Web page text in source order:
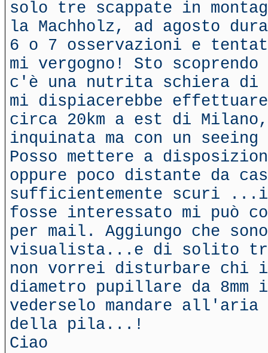
solo tre scappate in
la Machholz, ad agosto
6 o 7 osservazioni e
mi vergogno! Sto
c'è una nutrita schiera di
mi dispiacerebbe
circa 20km a est di Milano,
inquinata ma con un
Posso mettere a
oppure poco distante da
sufficientemente scuri
fosse interessato mi può
per mail. Aggiungo che
visualista...e di solito
non vorrei disturbare chi
diametro pupillare da
vederselo mandare all'aria
della pila...!
Ciao